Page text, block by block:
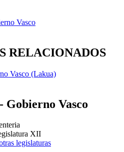
Vasco
RELACIONADOS
Vasco (Lakua)
Vasco
XII
legislaturas